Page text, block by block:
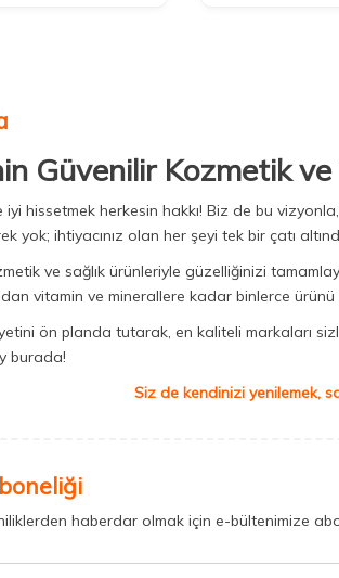
Güvenilir Kozmetik
iyi hissetmek herkesin hakkı! Biz de bu
yok; ihtiyacınız olan her şeyi tek bir çatı
ve sağlık ürünleriyle güzelliğinizi
vitamin ve minerallere kadar binlerce
ön planda tutarak, en kaliteli markaları
burada!
Siz de kendinizi yenilemek,
haberdar olmak için e-bültenimize